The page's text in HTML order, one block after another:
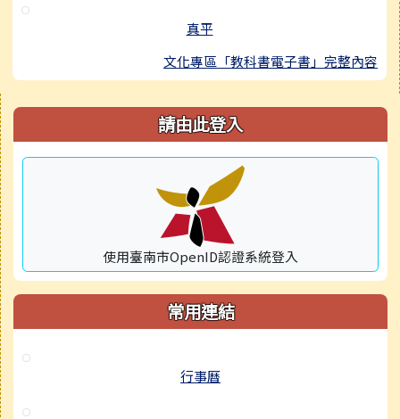
真平
文化專區「教科書電子書」完整內容
右邊區域內容 請由此登入
使用臺南市OpenID認證系統登入
常用連結
行事曆